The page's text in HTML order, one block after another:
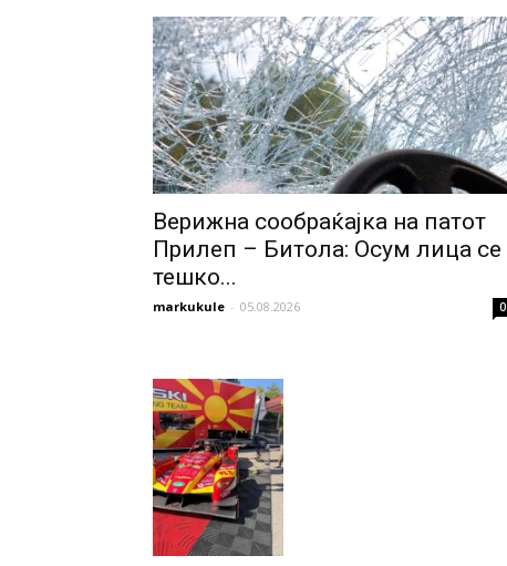
Верижна сообраќајка на патот
Прилеп – Битола: Осум лица се
тешко...
markukule - 05.08.2026 0